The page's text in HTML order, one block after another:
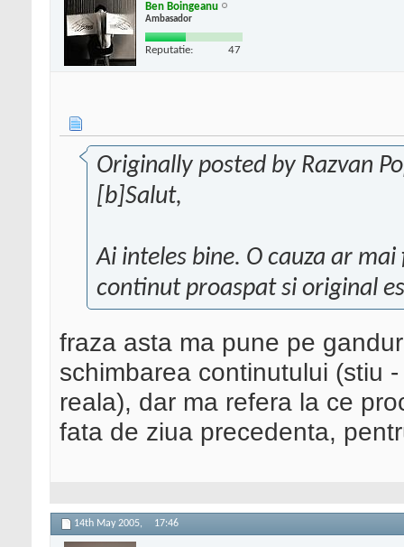
Ben Boingeanu
Ambasador
Reputatie: 47
Originally posted by Razvan
[b]Salut,
Ai inteles bine. O cauza ar
continut proaspat si original
fraza asta ma pune pe
schimbarea continutului (stiu
reala), dar ma refera la ce
fata de ziua precedenta,
14th May 2005, 17:46